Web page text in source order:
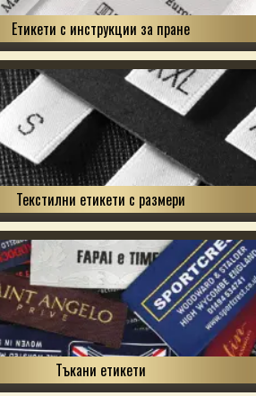
Етикети с инструкции за пране
Текстилни етикети с размери
Тъкани етикети